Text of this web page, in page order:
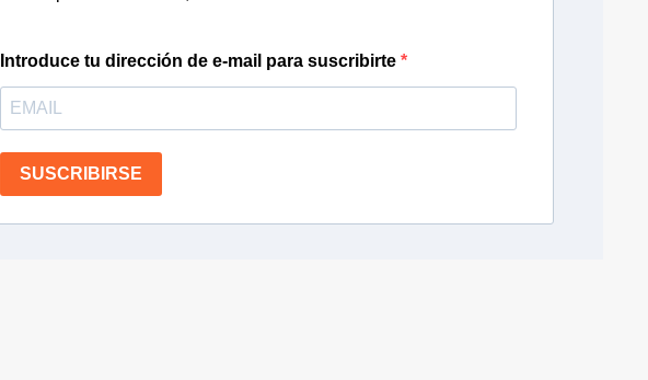
Introduce tu dirección de e-mail para suscribirte
SUSCRIBIRSE